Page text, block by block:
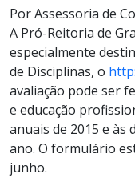
Por Assessoria de
A Pró-Reitoria de
especialmente
de Disciplinas, o
avaliação pode ser
e educação
anuais de 2015 e às
ano. O formulário
junho.